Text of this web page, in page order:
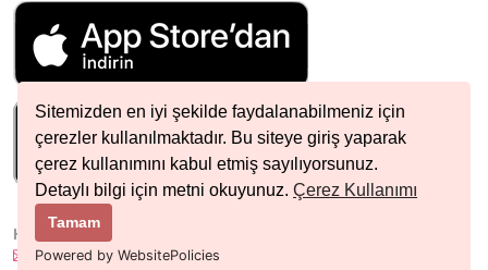
Sitemizden en iyi şekilde faydalanabilmeniz için
çerezler kullanılmaktadır. Bu siteye giriş yaparak
çerez kullanımını kabul etmiş sayılıyorsunuz.
Detaylı bilgi için metni okuyunuz. Çerez Kullanımı
Tamam
Powered by WebsitePolicies
HIZLI İLETIŞIM
info@nobetcieczane.net